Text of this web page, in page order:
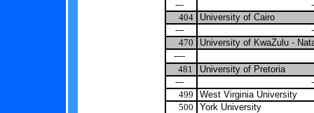
---
404
University of Cairo
---
470
University of KwaZulu -
----
481
University of Pretoria
---
499
West Virginia University
500
York University